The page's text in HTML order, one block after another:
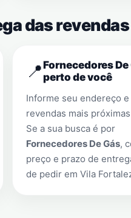
das
📍Fornecedores De
perto de você
Informe seu endereço e
revendas mais
Se a sua busca é por
Fornecedores De Gás,
preço e prazo de
de pedir em Vila